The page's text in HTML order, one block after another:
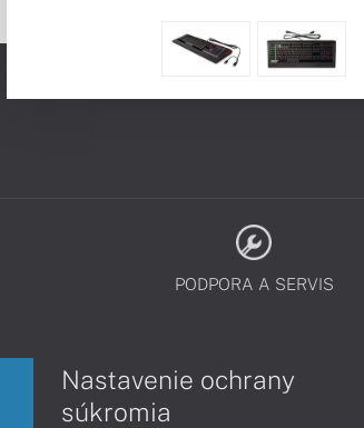
PODPORA A SERVIS
Nastavenie ochrany
súkromia